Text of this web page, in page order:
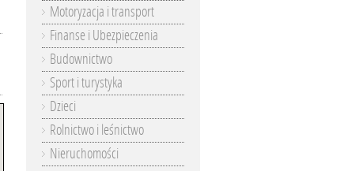
Motoryzacja i transport
Finanse i Ubezpieczenia
Budownictwo
Sport i turystyka
Dzieci
Rolnictwo i leśnictwo
Nieruchomości